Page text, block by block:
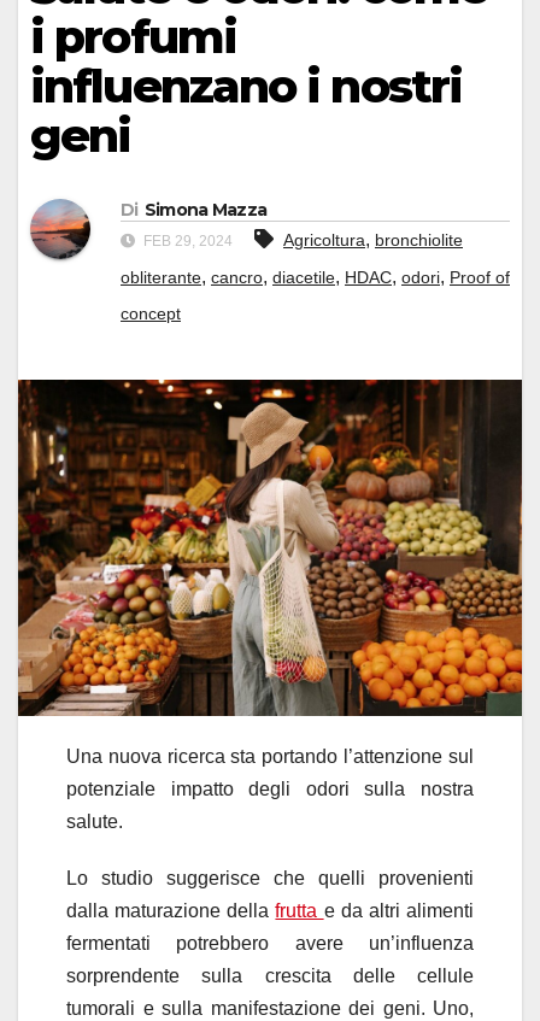
i profumi
influenzano i nostri
geni
Di Simona Mazza
FEB 29, 2024 Agricoltura, bronchiolite
obliterante, cancro, diacetile, HDAC, odori, Proof of
concept
Una nuova ricerca sta portando l’attenzione sul
potenziale impatto degli odori sulla nostra
salute.
Lo studio suggerisce che quelli provenienti
dalla maturazione dellafrutta e da altri alimenti
fermentati potrebbero avere un’influenza
sorprendente sulla crescita delle cellule
tumorali e sulla manifestazione dei geni. Uno,